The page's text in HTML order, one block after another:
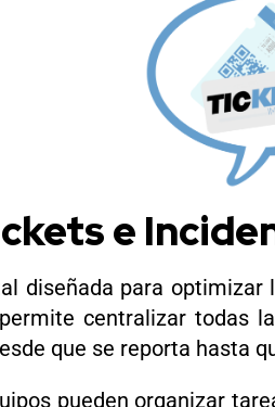
e
diseñada para
centralizar todas
que se reporta hasta
pueden organizar